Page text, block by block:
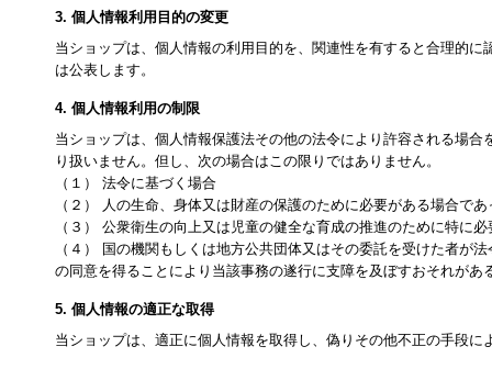
3. 個人情報利用目的の変更
当ショップは、個人情報の利用目的を、関連性を有すると合理的
は公表します。
4. 個人情報利用の制限
当ショップは、個人情報保護法その他の法令により許容される場
り扱いません。但し、次の場合はこの限りではありません。
（１） 法令に基づく場合
（２） 人の生命、身体又は財産の保護のために必要がある場合で
（３） 公衆衛生の向上又は児童の健全な育成の推進のために特に
（４） 国の機関もしくは地方公共団体又はその委託を受けた者が
の同意を得ることにより当該事務の遂行に支障を及ぼすおそれがあ
5. 個人情報の適正な取得
当ショップは、適正に個人情報を取得し、偽りその他不正の手段に